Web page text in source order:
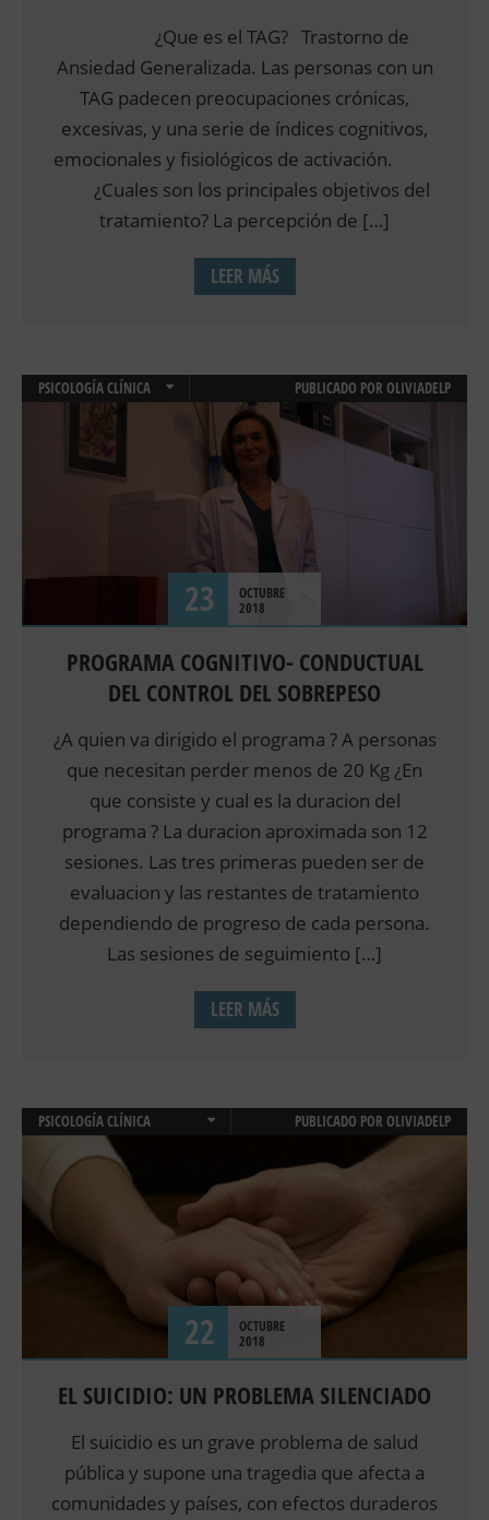
¿Que es el TAG? Trastorno de
Ansiedad Generalizada. Las personas con un
TAG padecen preocupaciones crónicas,
excesivas, y una serie de índices cognitivos,
emocionales y fisiológicos de activación.
¿Cuales son los principales objetivos del
tratamiento? La percepción de […]
LEER MÁS
PSICOLOGÍA CLÍNICA
PUBLICADO POR OLIVIADELP
23
OCTUBRE
2018
PROGRAMA COGNITIVO- CONDUCTUAL
DEL CONTROL DEL SOBREPESO
¿A quien va dirigido el programa ? A personas
que necesitan perder menos de 20 Kg ¿En
que consiste y cual es la duracion del
programa ? La duracion aproximada son 12
sesiones. Las tres primeras pueden ser de
evaluacion y las restantes de tratamiento
dependiendo de progreso de cada persona.
Las sesiones de seguimiento […]
LEER MÁS
PSICOLOGÍA CLÍNICA
PSICOLOGIA INFANTIL Y JUVENIL
PUBLICADO POR OLIVIADELP
22
OCTUBRE
2018
EL SUICIDIO: UN PROBLEMA SILENCIADO
El suicidio es un grave problema de salud
pública y supone una tragedia que afecta a
comunidades y países, con efectos duraderos